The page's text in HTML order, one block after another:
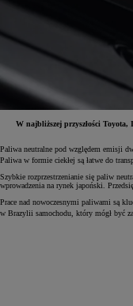
Od81 900 zł
Yaris Cross
W najbliższej przyszłości
Paliwa neutralne pod względem emisji
Paliwa w formie ciekłej są łatwe do
Szybkie rozprzestrzenianie się paliw
wprowadzenia na rynek japoński.
Prace nad nowoczesnymi paliwami są
w Brazylii samochodu, który mógł być